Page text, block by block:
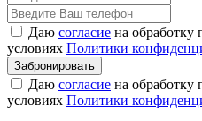
Даю согласие на обработку
условиях Политики
Даю согласие на обработку
условиях Политики